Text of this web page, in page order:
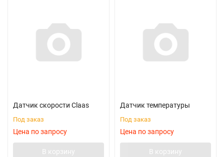
Датчик скорости Claas
Под заказ
Цена по запросу
В корзину
Датчик температуры
Под заказ
Цена по запросу
В корзину